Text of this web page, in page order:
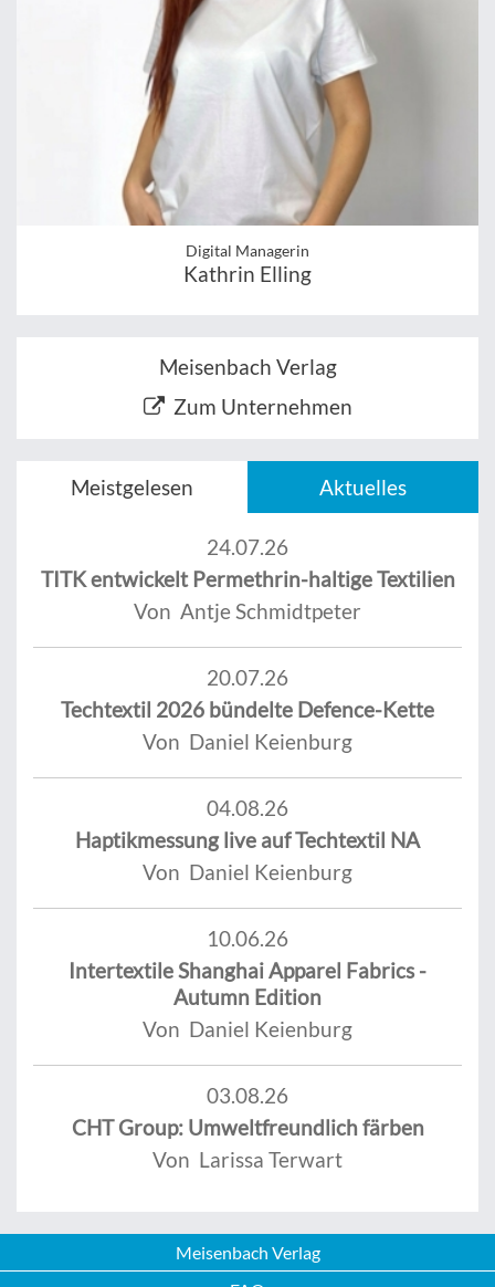
Digital Managerin
Kathrin Elling
Meisenbach Verlag
Zum Unternehmen
Meistgelesen Aktuelles
24.07.26
TITK entwickelt Permethrin-haltige Textilien
Von Antje Schmidtpeter
20.07.26
Techtextil 2026 bündelte Defence-Kette
Von Daniel Keienburg
04.08.26
Haptikmessung live auf Techtextil NA
Von Daniel Keienburg
10.06.26
Intertextile Shanghai Apparel Fabrics -
Autumn Edition
Von Daniel Keienburg
03.08.26
CHT Group: Umweltfreundlich färben
Von Larissa Terwart
Meisenbach Verlag